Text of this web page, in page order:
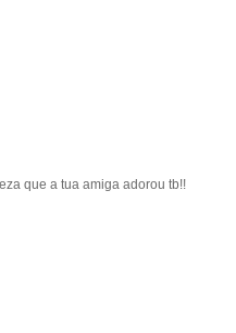
que a tua amiga adorou tb!!